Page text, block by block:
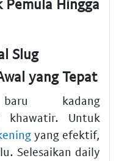
Hingga
Slug
yang Tepat
kadang
khawatir. Untuk
yang efektif,
Selesaikan daily